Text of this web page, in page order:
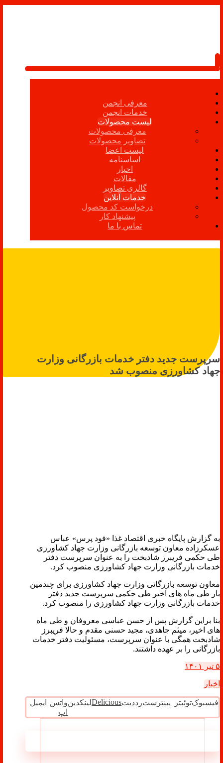
معرفی انجمن
خدمات انجمن
لیست محصولات
معرفی محصولات
تصاویر محصولات
لیست اعضا
اساسنامه
اخبار
مقالات
گالری تصاویر
خدمات آنلاین
درخواست کد محصول
پیشنهاد کار
تماس با ما
سرپرست جدید دفتر خدمات بازرگانی وزارت
جهاد کشاورزی منصوب شد
به گزارش پایگاه خبری اقتصاد غذا «فود پرس» عباس
عسکرزاده معاون توسعه بازرگانی وزارت جهاد کشاورزی
طی حکمی فریبرز شادبخت را به عنوان سرپرست دفتر
خدمات بازرگانی وزارت جهاد کشاورزی منصوب کرد.
معاون توسعه بازرگانی وزارت جهاد کشاورزی برای چندمین
بار طی ماه های اخیر طی حکمی سرپرست جدید دفتر
خدمات بازرگانی وزارت جهاد کشاورزی را منصوب کرد.
بنا براین گزارش پس از حسن عباسی معروفان و طی ماه
های اخیر، میثم جاهدی، مجید حسنی مقدم و حالا فریبرز
شادبخت همگی با عنوان سرپرست، مسئولیت دفتر خدمات
بازرگانی را بر عهده داشتند.
۵ تیر ۱۴۰۱
اخبار
فیسبوکتوئیتر پینترسترددیتDeliciousلینکدینواتس
اپ
ایمیل